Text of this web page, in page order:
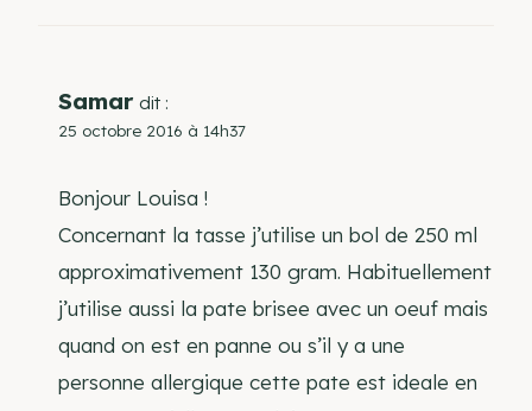
Samar dit :
25 octobre 2016 à 14h37
Bonjour Louisa !
Concernant la tasse j’utilise un bol de 250 ml
approximativement 130 gram. Habituellement
j’utilise aussi la pate brisee avec un oeuf mais
quand on est en panne ou s’il y a une
personne allergique cette pate est ideale en